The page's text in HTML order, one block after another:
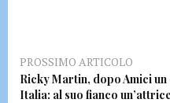
PROSSIMO ARTICOLO
Ricky Martin, dopo Amici
Italia: al suo fianco